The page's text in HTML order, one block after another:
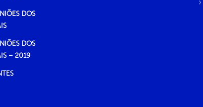
DOS
DOS
– 2019